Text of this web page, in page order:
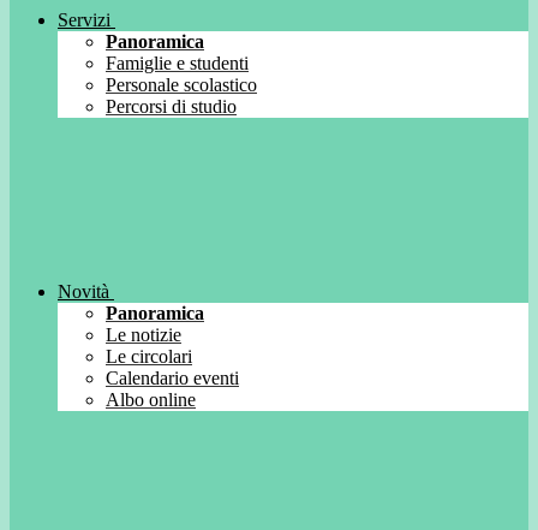
Servizi
Panoramica
Famiglie e studenti
Personale scolastico
Percorsi di studio
Novità
Panoramica
Le notizie
Le circolari
Calendario eventi
Albo online